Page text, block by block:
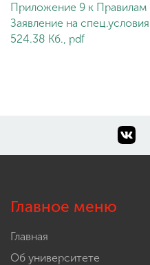
Приложение 9 к
Заявление на
524.38 Кб., pdf
Главное меню
Главная
Об университете